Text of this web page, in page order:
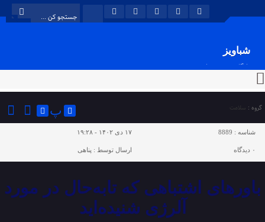
شباویز
پایگاه خبری شباویز
گروه : سلامت پ
شناسه : 8889 ۱۷ دی ۱۴۰۲ - ۱۹:۲۸
۰ دیدگاه ارسال توسط : پناهی
باورهای اشتباهی که تابه‌حال در مورد
آلرژی شنیده‌اید